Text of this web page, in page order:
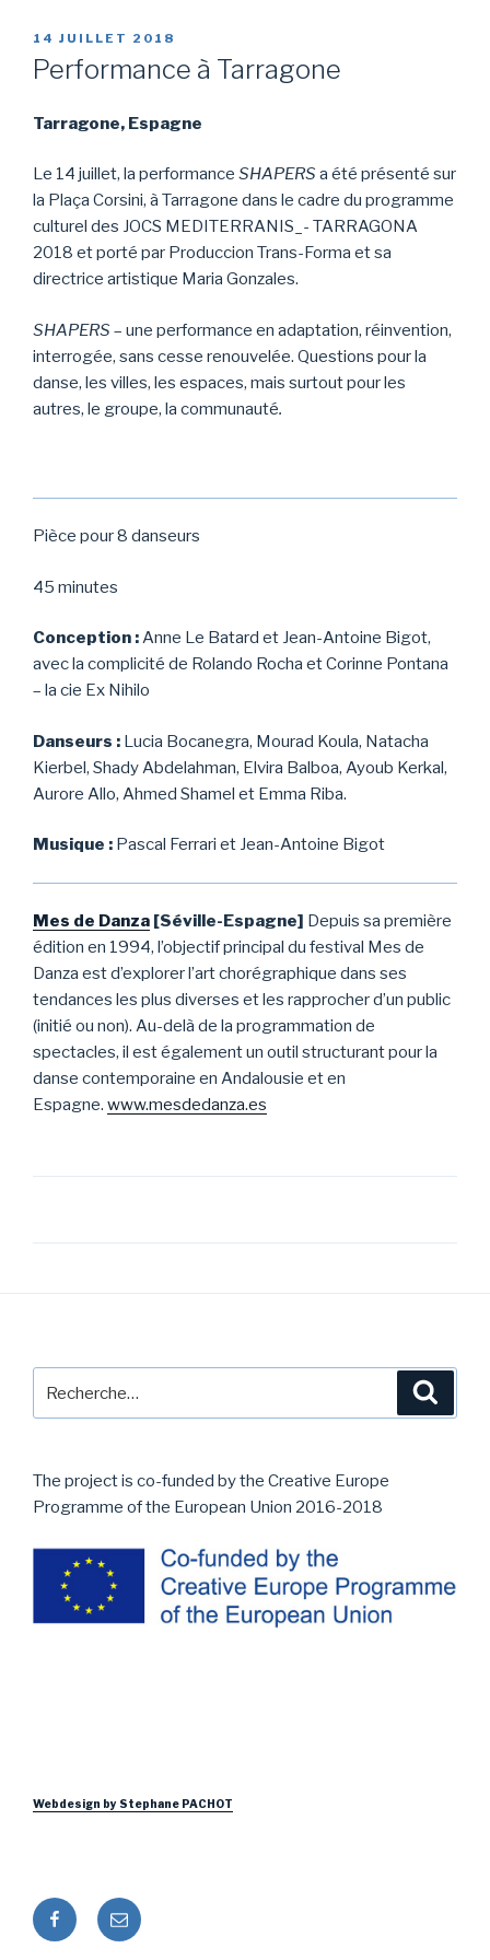
PUBLIÉ
LE
14 JUILLET 2018
Performance à Tarragone
Tarragone, Espagne
Le 14 juillet, la performance SHAPERS a été présenté sur
la Plaça Corsini, à Tarragone dans le cadre du programme
culturel des JOCS MEDITERRANIS_- TARRAGONA
2018 et porté par Produccion Trans-Forma et sa
directrice artistique Maria Gonzales.
SHAPERS – une performance en adaptation, réinvention,
interrogée, sans cesse renouvelée. Questions pour la
danse, les villes, les espaces, mais surtout pour les
autres, le groupe, la communauté.
Pièce pour 8 danseurs
45 minutes
Conception :Anne Le Batard et Jean-Antoine Bigot,
avec la complicité de Rolando Rocha et Corinne Pontana
– la cie Ex Nihilo
Danseurs : Lucia Bocanegra, Mourad Koula, Natacha
Kierbel, Shady Abdelahman, Elvira Balboa, Ayoub Kerkal,
Aurore Allo, Ahmed Shamel et Emma Riba.
Musique : Pascal Ferrari et Jean-Antoine Bigot
Mes de Danza [Séville-Espagne] Depuis sa première
édition en 1994, l’objectif principal du festival Mes de
Danza est d’explorer l’art chorégraphique dans ses
tendances les plus diverses et les rapprocher d’un public
(initié ou non). Au-delà de la programmation de
spectacles, il est également un outil structurant pour la
danse contemporaine en Andalousie et en
Espagne. www.mesdedanza.es
l’article
The project is co-funded by the Creative Europe
Programme of the European Union 2016-2018
Webdesign by Stephane PACHOT
Facebook
E-
mail